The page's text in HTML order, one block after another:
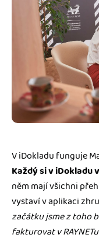
V iDokladu funguje
Každý si v
něm mají všichni
vystaví v aplikaci
začátku jsme z toho
fakturovat v